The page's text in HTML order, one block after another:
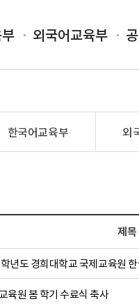
외국어교육부
한국어교육부 외
제목
년도 경희대학교 국제교육원
육원 봄 학기 수료식 축사